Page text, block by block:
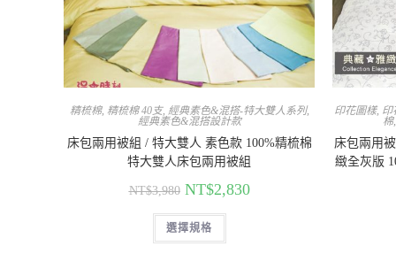
精梳棉, 精梳棉 40支, 經典素色&混搭-特大雙人系列,
經典素色&混搭設計款
床包兩用被組 / 特大雙人 素色款 100%精梳棉
特大雙人床包兩用被組
NT$3,980 NT$2,830
選擇規格
印花圖樣, 印
棉
床包兩用
緻全灰版